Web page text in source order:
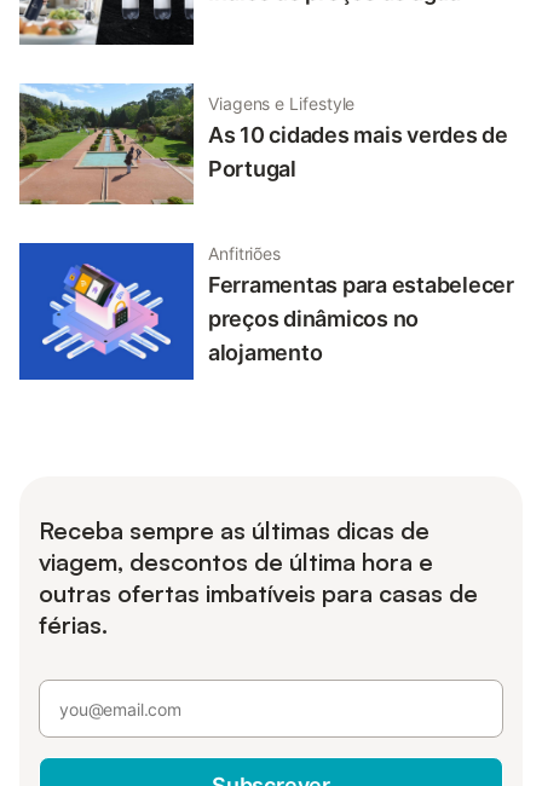
Viagens e Lifestyle
As 10 cidades mais verdes de
Portugal
Anfitriões
Ferramentas para estabelecer
preços dinâmicos no
alojamento
Receba sempre as últimas dicas de
viagem, descontos de última hora e
outras ofertas imbatíveis para casas de
férias.